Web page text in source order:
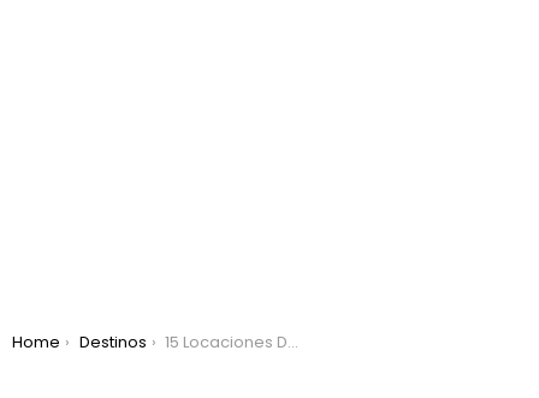
You are here:
Home Destinos 15 Locaciones De “Star Wars” Que Puedes Visitar Actualmente En La Tierra